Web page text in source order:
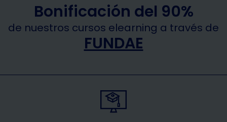
Bonificación del 90%
de nuestros cursos elearning a través de
FUNDAE